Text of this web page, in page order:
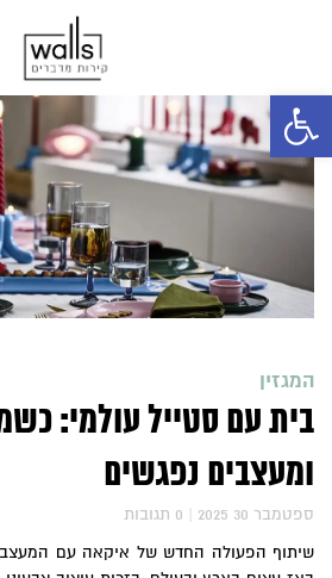
פתח סרגל נגישות
המגזין
בית עם סטייל עולמי:
ומעצבים נפגשים
2025 ספטמבר 30 0 תגובות
שיתוף הפעולה החדש של איקאה עם המעצב